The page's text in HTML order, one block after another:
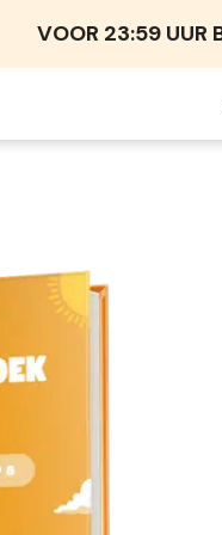
VOOR 23:59 UUR